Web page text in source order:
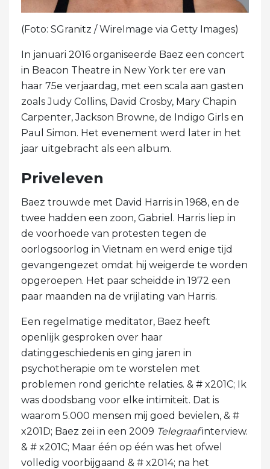
(Foto: SGranitz / WireImage via Getty Images)
In januari 2016 organiseerde Baez een concert
in Beacon Theatre in New York ter ere van
haar 75e verjaardag, met een scala aan gasten
zoals Judy Collins, David Crosby, Mary Chapin
Carpenter, Jackson Browne, de Indigo Girls en
Paul Simon. Het evenement werd later in het
jaar uitgebracht als een album.
Priveleven
Baez trouwde met David Harris in 1968, en de
twee hadden een zoon, Gabriel. Harris liep in
de voorhoede van protesten tegen de
oorlogsoorlog in Vietnam en werd enige tijd
gevangengezet omdat hij weigerde te worden
opgeroepen. Het paar scheidde in 1972 een
paar maanden na de vrijlating van Harris.
Een regelmatige meditator, Baez heeft
openlijk gesproken over haar
datinggeschiedenis en ging jaren in
psychotherapie om te worstelen met
problemen rond gerichte relaties. & # x201C; Ik
was doodsbang voor elke intimiteit. Dat is
waarom 5.000 mensen mij goed bevielen, & #
x201D; Baez zei in een 2009 Telegraafinterview.
& # x201C; Maar één op één was het ofwel
volledig voorbijgaand & # x2014; na het